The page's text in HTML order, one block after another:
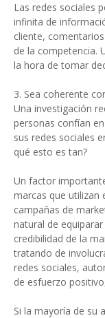
Las redes sociales
infinita de
cliente,
de la competencia.
la hora de tomar
3. Sea coherente
Una investigación
personas confían
sus redes sociales
qué esto es tan?
Un factor
marcas que utilizan
campañas de
natural de
credibilidad de la
tratando de
redes sociales,
de esfuerzo
Si la mayoría de su